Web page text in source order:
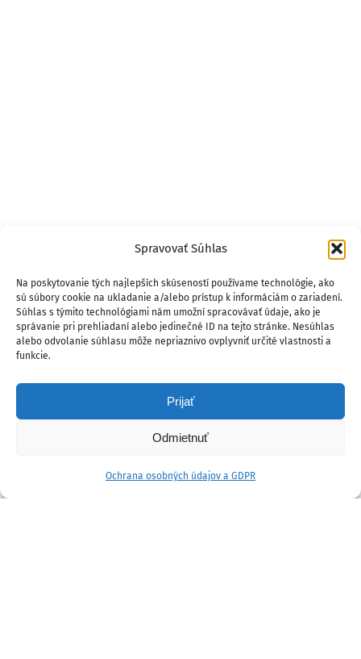
Spravovať Súhlas
Na poskytovanie tých najlepších skúseností používame technológie, ako
sú súbory cookie na ukladanie a/alebo prístup k informáciám o zariadení.
Súhlas s týmito technológiami nám umožní spracovávať údaje, ako je
správanie pri prehliadaní alebo jedinečné ID na tejto stránke. Nesúhlas
alebo odvolanie súhlasu môže nepriaznivo ovplyvniť určité vlastnosti a
funkcie.
Prijať
Odmietnuť
Ochrana osobných údajov a GDPR